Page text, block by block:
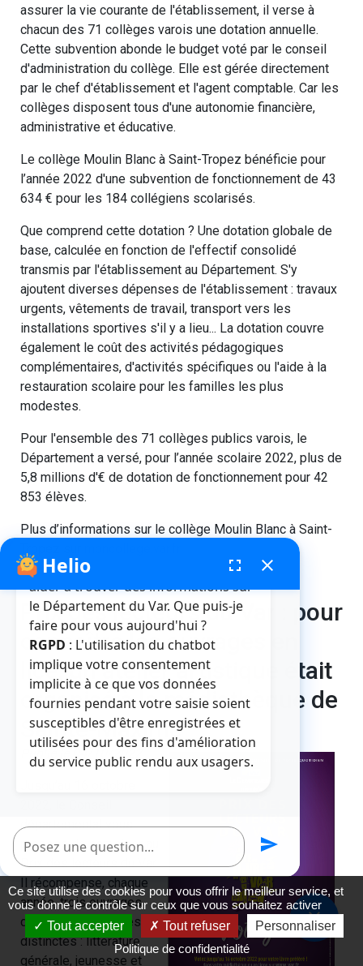
assurer la vie courante de l'établissement, il verse à
chacun des 71 collèges varois une dotation annuelle.
Cette subvention abonde le budget voté par le conseil
d'administration du collège. Elle est gérée directement
par le chef d'établissement et l'agent comptable. Car les
collèges disposent tous d'une autonomie financière,
administrative et éducative.
Le collège Moulin Blanc à Saint-Tropez bénéficie pour
l’année 2022 d'une subvention de fonctionnement de 43
634 € pour les 184 collégiens scolarisés.
Que comprend cette dotation ? Une dotation globale de
base, calculée en fonction de l'effectif consolidé
transmis par l'établissement au Département. S'y
ajoutent diverses dépenses de l'établissement : travaux
urgents, vêtements de travail, transport vers les
installations sportives s'il y a lieu... La dotation couvre
également le coût des activités pédagogiques
complémentaires, d'activités spécifiques ou l'aide à la
restauration scolaire pour les familles les plus
modestes.
Pour l'ensemble des 71 collèges publics varois, le
Département a versé, pour l’année scolaire 2022, plus de
5,8 millions d'€ de dotation de fonctionnement pour 42
853 élèves.
Plus d’informations sur le collège Moulin Blanc à Saint-
Prix des lecteurs du Var : pour
connaître les ouvrages en
lice, un atelier artistique était
organisé à la médiathèque de
Sainte-Maxime
Publié le 04/10/2022
départemental vous
propose de participer au
Prix des lecteurs du Var.
Il récompense, chaque
année, trois ouvrages
dans trois catégories
distinctes : littérature
générale, jeunesse et
close
Helio fenêtre de chatbot
fullscreen close
Bonjour, je suis Helio. Je peux vous
aider à trouver des informations sur
le Département du Var. Que puis-je
faire pour vous aujourd'hui ?
RGPD : L'utilisation du chatbot
implique votre consentement
implicite à ce que vos données
fournies pendant votre saisie soient
susceptibles d'être enregistrées et
utilisées pour des fins d'amélioration
du service public rendu aux usagers.
Poser une question send
Ce site utilise des cookies pour vous offrir le meilleur service, et
vous donne le contrôle sur ceux que vous souhaitez activer
Tout accepter
Tout refuser
Personnaliser
Politique de confidentialité